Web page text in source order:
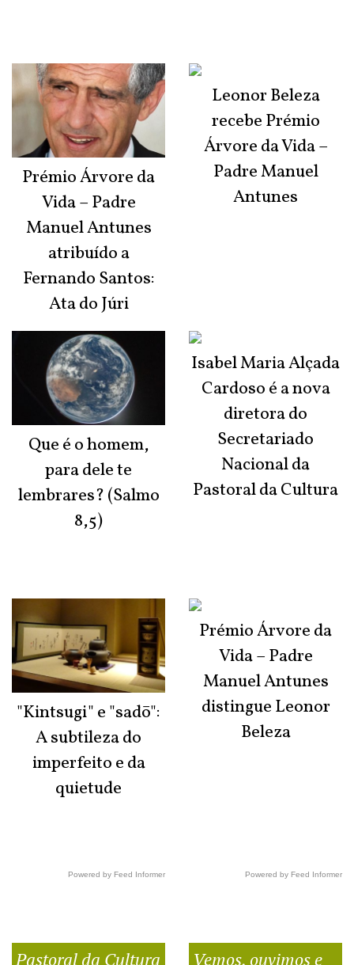
Prémio Árvore da
Vida – Padre
Manuel Antunes
atribuído a
Fernando Santos:
Ata do Júri
Que é o homem,
para dele te
lembrares? (Salmo
8,5)
"Kintsugi" e "sadō":
A subtileza do
imperfeito e da
quietude
Powered by Feed Informer
Leonor Beleza
recebe Prémio
Árvore da Vida –
Padre Manuel
Antunes
Isabel Maria Alçada
Cardoso é a nova
diretora do
Secretariado
Nacional da
Pastoral da Cultura
Prémio Árvore da
Vida – Padre
Manuel Antunes
distingue Leonor
Beleza
Powered by Feed Informer
Pastoral da Cultura
Vemos, ouvimos e